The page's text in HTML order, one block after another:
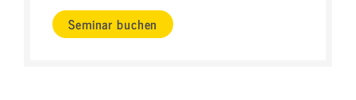
Seminar buchen